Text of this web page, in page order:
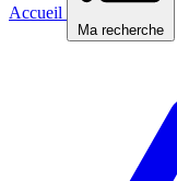
Accueil
Ma recherche